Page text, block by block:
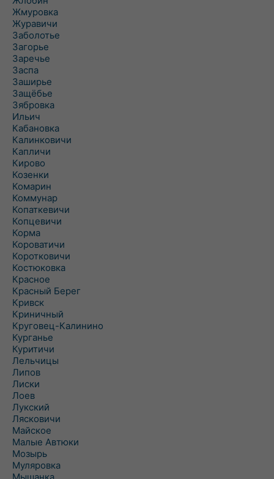
Жмуровка
Журавичи
Заболотье
Загорье
Заречье
Заспа
Заширье
Защёбье
Зябровка
Ильич
Кабановка
Калинковичи
Капличи
Кирово
Козенки
Комарин
Коммунар
Копаткевичи
Копцевичи
Корма
Короватичи
Коротковичи
Костюковка
Красное
Красный Берег
Кривск
Криничный
Круговец-Калинино
Курганье
Куритичи
Лельчицы
Липов
Лиски
Лоев
Лукский
Лясковичи
Майское
Малые Автюки
Мозырь
Муляровка